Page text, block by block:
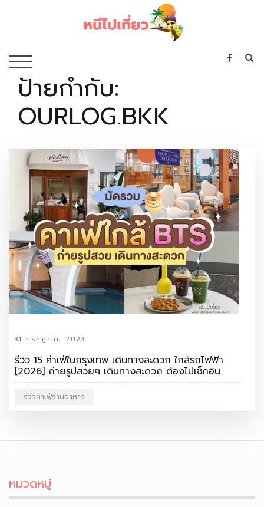
TOGGLE MOBILE MENU
ป้ายกำกับ:
OURLOG.BKK
31 กรกฎาคม 2023
รีวิว 15 ค่าเฟ่ในกรุงเทพ เดินทางสะดวก ใกล้รถไฟฟ้า
[2026] ถ่ายรูปสวยๆ เดินทางสะดวก ต้องไปเช็กอิน
รีวีวคาเฟ่ร้านอาหาร
หมวดหมู่